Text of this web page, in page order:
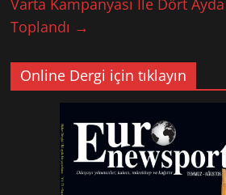
Varta Kampanyası İle Dört Ayda
Toplandı →
Online Dergi için tıklayın